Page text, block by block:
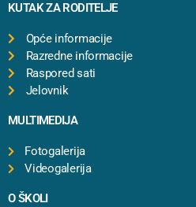
KUTAK ZA RODITELJE
Opće informacije
Razredne informacije
Raspored sati
Jelovnik
MULTIMEDIJA
Fotogalerija
Videogalerija
O ŠKOLI